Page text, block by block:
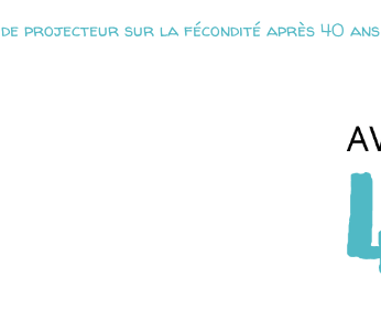
de projecteur sur la fécondité après 40 ans